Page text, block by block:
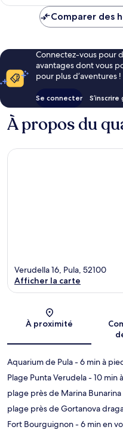
Comparer des
Connectez-vous pour
avantages dont vous
pour plus d’aventures !
Se connecter
À propos du
Verudella 16, Pula, 52100
Afficher la carte
À proximité
Aquarium de Pula- 6 min à
Plage Punta Verudela- 10 min
plage près de Marina Bunarina
plage près de Gortanova
Fort Bourguignon- 6 min en